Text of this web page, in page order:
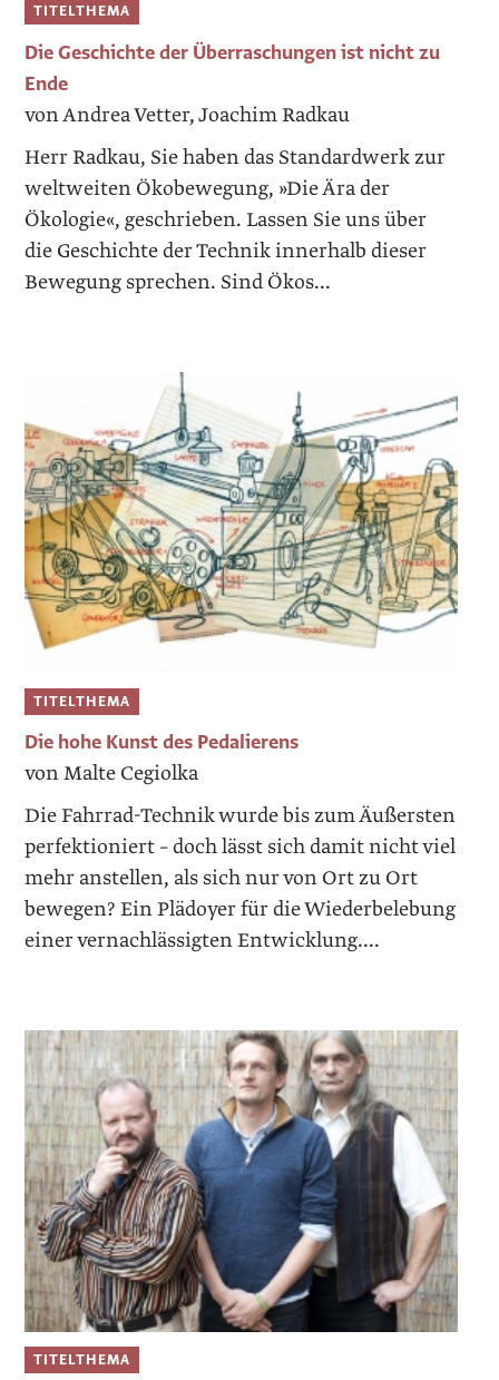
TITELTHEMA
Die Geschichte der Überraschungen ist nicht zu
Ende
von Andrea Vetter, Joachim Radkau
Herr Radkau, Sie haben das Standardwerk zur
weltweiten Ökobewegung, »Die Ära der
Ökologie«, geschrieben. Lassen Sie uns über
die Geschichte der Technik innerhalb dieser
Bewegung sprechen. Sind Ökos...
TITELTHEMA
Die hohe Kunst des Pedalierens
von Malte Cegiolka
Die Fahrrad-Technik wurde bis zum Äußersten
perfek­tioniert – doch lässt sich damit nicht viel
mehr anstellen, als sich nur von Ort zu Ort
bewegen? Ein Plädoyer für die Wiederbelebung
einer vernachlässigten Entwicklung....
TITELTHEMA